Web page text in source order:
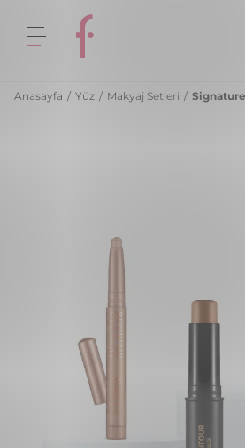
Anasayfa / Yüz / Makyaj Setleri /